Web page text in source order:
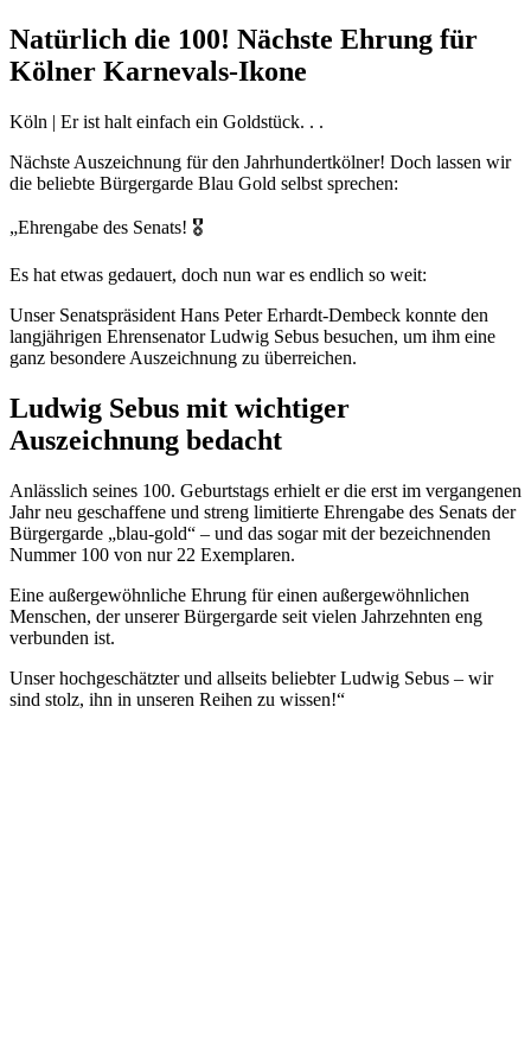
Natürlich die 100! Nächste Ehrung für
Kölner Karnevals-Ikone
Köln | Er ist halt einfach ein Goldstück. . .
Nächste Auszeichnung für den Jahrhundertkölner! Doch lassen wir
die beliebte Bürgergarde Blau Gold selbst sprechen:
„Ehrengabe des Senats! 🎖️
Es hat etwas gedauert, doch nun war es endlich so weit:
Unser Senatspräsident Hans Peter Erhardt-Dembeck konnte den
langjährigen Ehrensenator Ludwig Sebus besuchen, um ihm eine
ganz besondere Auszeichnung zu überreichen.
Ludwig Sebus mit wichtiger
Auszeichnung bedacht
Anlässlich seines 100. Geburtstags erhielt er die erst im vergangenen
Jahr neu geschaffene und streng limitierte Ehrengabe des Senats der
Bürgergarde „blau-gold“ – und das sogar mit der bezeichnenden
Nummer 100 von nur 22 Exemplaren.
Eine außergewöhnliche Ehrung für einen außergewöhnlichen
Menschen, der unserer Bürgergarde seit vielen Jahrzehnten eng
verbunden ist.
Unser hochgeschätzter und allseits beliebter Ludwig Sebus – wir
sind stolz, ihn in unseren Reihen zu wissen!“